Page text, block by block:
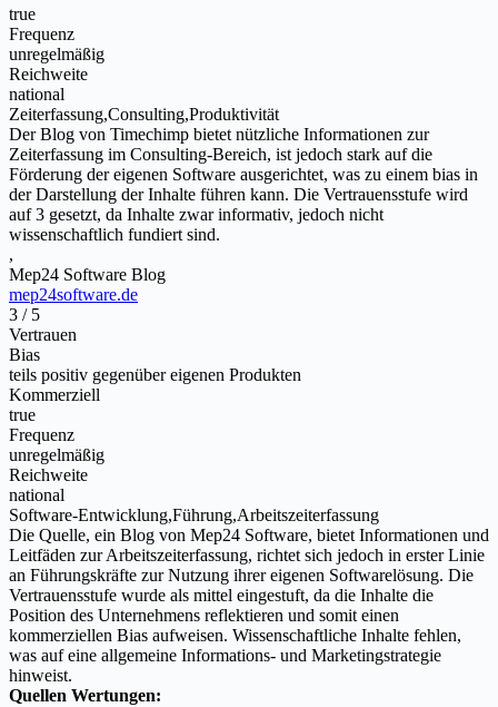
true
Frequenz
unregelmäßig
Reichweite
national
Zeiterfassung,Consulting,Produktivität
Der Blog von Timechimp bietet nützliche Informationen zur
Zeiterfassung im Consulting-Bereich, ist jedoch stark auf die
Förderung der eigenen Software ausgerichtet, was zu einem bias in
der Darstellung der Inhalte führen kann. Die Vertrauensstufe wird
auf 3 gesetzt, da Inhalte zwar informativ, jedoch nicht
wissenschaftlich fundiert sind.
,
Mep24 Software Blog
mep24software.de
3 / 5
Vertrauen
Bias
teils positiv gegenüber eigenen Produkten
Kommerziell
true
Frequenz
unregelmäßig
Reichweite
national
Software-Entwicklung,Führung,Arbeitszeiterfassung
Die Quelle, ein Blog von Mep24 Software, bietet Informationen und
Leitfäden zur Arbeitszeiterfassung, richtet sich jedoch in erster Linie
an Führungskräfte zur Nutzung ihrer eigenen Softwarelösung. Die
Vertrauensstufe wurde als mittel eingestuft, da die Inhalte die
Position des Unternehmens reflektieren und somit einen
kommerziellen Bias aufweisen. Wissenschaftliche Inhalte fehlen,
was auf eine allgemeine Informations- und Marketingstrategie
hinweist.
Quellen Wertungen: